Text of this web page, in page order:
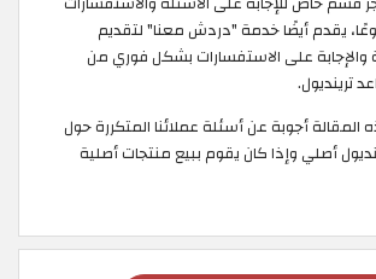
يقدم أيضًا خدمة "دردش معنا" لتقديم
والإجابة على الاستفسارات بشكل فوري من
ترينديول.
أجوبة عن أسئلة عملائنا المتكررة حول
أصلي وإذا كان يقوم ببيع منتجات أصلية